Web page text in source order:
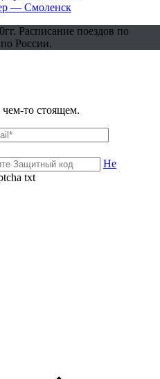
— Смоленск
Расписание поездов по
России.
то стоящем.
Не